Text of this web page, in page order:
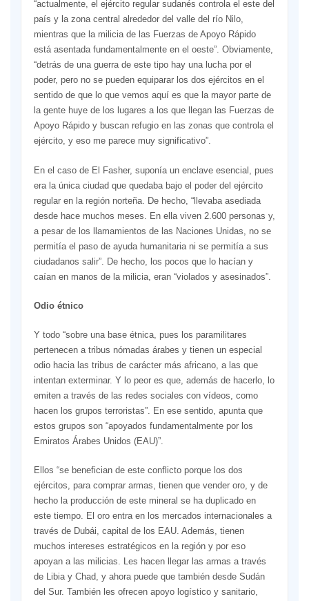
“actualmente, el ejército regular sudanés controla el este del
país y la zona central alrededor del valle del río Nilo,
mientras que la milicia de las Fuerzas de Apoyo Rápido
está asentada fundamentalmente en el oeste”. Obviamente,
“detrás de una guerra de este tipo hay una lucha por el
poder, pero no se pueden equiparar los dos ejércitos en el
sentido de que lo que vemos aquí es que la mayor parte de
la gente huye de los lugares a los que llegan las Fuerzas de
Apoyo Rápido y buscan refugio en las zonas que controla el
ejército, y eso me parece muy significativo”.
En el caso de El Fasher, suponía un enclave esencial, pues
era la única ciudad que quedaba bajo el poder del ejército
regular en la región norteña. De hecho, “llevaba asediada
desde hace muchos meses. En ella viven 2.600 personas y,
a pesar de los llamamientos de las Naciones Unidas, no se
permitía el paso de ayuda humanitaria ni se permitía a sus
ciudadanos salir”. De hecho, los pocos que lo hacían y
caían en manos de la milicia, eran “violados y asesinados”.
Odio étnico
Y todo “sobre una base étnica, pues los paramilitares
pertenecen a tribus nómadas árabes y tienen un especial
odio hacia las tribus de carácter más africano, a las que
intentan exterminar. Y lo peor es que, además de hacerlo, lo
emiten a través de las redes sociales con vídeos, como
hacen los grupos terroristas”. En ese sentido, apunta que
estos grupos son “apoyados fundamentalmente por los
Emiratos Árabes Unidos (EAU)”.
Ellos “se benefician de este conflicto porque los dos
ejércitos, para comprar armas, tienen que vender oro, y de
hecho la producción de este mineral se ha duplicado en
este tiempo. El oro entra en los mercados internacionales a
través de Dubái, capital de los EAU. Además, tienen
muchos intereses estratégicos en la región y por eso
apoyan a las milicias. Les hacen llegar las armas a través
de Libia y Chad, y ahora puede que también desde Sudán
del Sur. También les ofrecen apoyo logístico y sanitario,